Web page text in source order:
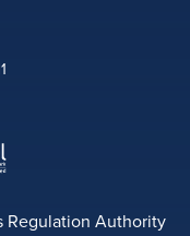
Regulation Authority